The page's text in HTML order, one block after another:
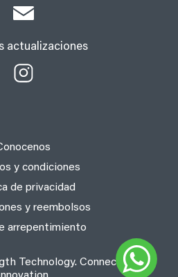
actualizaciones
Technology. Connect with
y condiciones
de privacidad
y reembolsos
arrepentimiento